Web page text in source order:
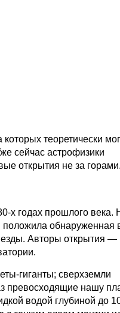
теоретически
сейчас астрофизики
открытия не за горами.
х годах прошлого века.
положила обнаруженная
Авторы открытия —
гиганты; сверхземли
превосходящие нашу
водой глубиной до